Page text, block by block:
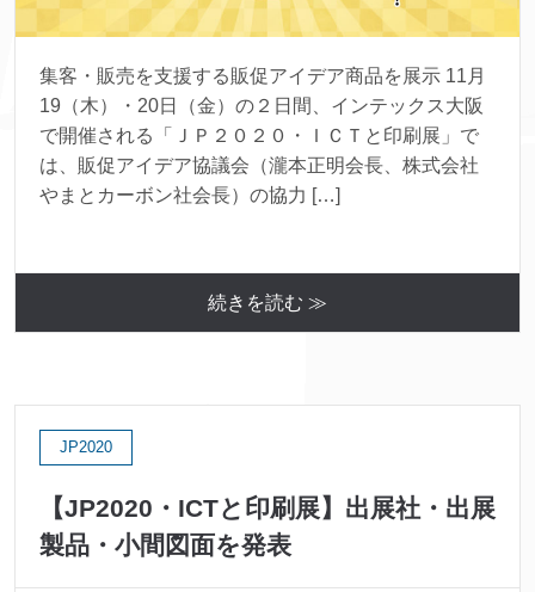
集客・販売を支援する販促アイデア商品を展示 11月
19（木）・20日（金）の２日間、インテックス大阪
で開催される「ＪＰ２０２０・ＩＣＴと印刷展」で
は、販促アイデア協議会（瀧本正明会長、株式会社
やまとカーボン社会長）の協力 […]
続きを読む ≫
JP2020
【JP2020・ICTと印刷展】出展社・出展
製品・小間図面を発表